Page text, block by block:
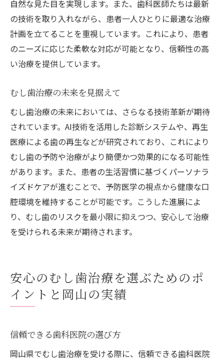
自然な見た目を実現します。また、歯科医師たちは最新
の技術を取り入れながら、患者一人ひとりに最適な治療
計画を立てることを重視しています。これにより、患者
のニーズに応じた柔軟な対応が可能となり、信頼性の高
い治療を提供しています。
むし歯治療の未来を見据えて
むし歯治療の未来においては、さらなる技術革新が期待
されています。AI技術を活用した診断システムや、再生
医療による歯の再生などが研究されており、これにより
むし歯の予防や治療がより簡便かつ効果的になる可能性
があります。また、患者の生活習慣に基づくパーソナラ
イズドケアが進むことで、予防医学の視点から健康な口
腔環境を維持することが可能です。こうした進展によ
り、むし歯のリスクを最小限に抑えつつ、安心して治療
を受けられる未来が期待されます。
安心のむし歯治療を選ぶためのポ
イントと岡山の実績
信頼できる歯科医院の選び方
岡山県でむし歯治療を受ける際に、信頼できる歯科医院